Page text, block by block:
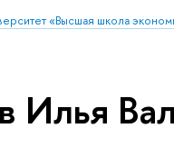
«Высшая школа
Илья